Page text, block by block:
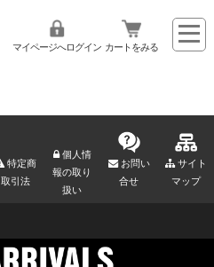
マイページへログイン カートをみる
特定商
取引法
個人情
報の取り
扱い
お問い
合せ
サイト
マップ